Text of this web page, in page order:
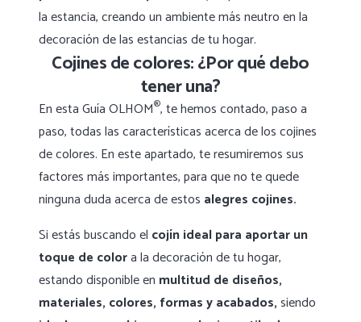
la estancia, creando un ambiente más neutro en la
decoración de las estancias de tu hogar.
Cojines de colores: ¿Por qué debo
tener una?
En esta Guía OLHOM®, te hemos contado, paso a
paso, todas las características acerca de los cojines
de colores. En este apartado, te resumiremos sus
factores más importantes, para que no te quede
ninguna duda acerca de estos alegres cojines.
Si estás buscando el cojín ideal para aportar un
toque de colora la decoración de tu hogar,
estando disponible en multitud de diseños,
materiales, colores, formas y acabados,siendo